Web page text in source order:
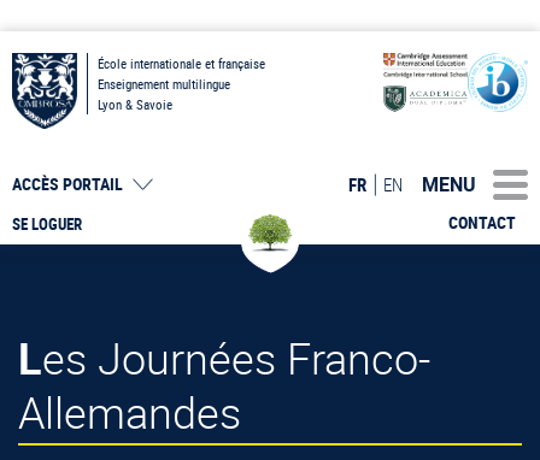
École internationale et française
Enseignement multilingue
Lyon & Savoie
SE LOGUER
ACCÈS PORTAIL
CONTACT
FR EN MENU
Les Journées Franco-
Allemandes